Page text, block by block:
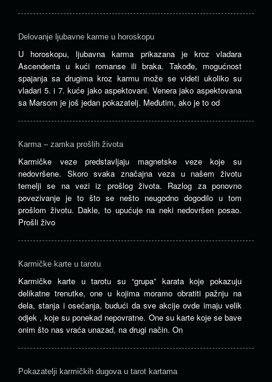
Delovanje ljubavne karme u horoskopu
U horoskopu, ljubavna karma prikazana je kroz vladara
Ascendenta u kući romanse ili braka. Takođe, mogućnost
spajanja sa drugima kroz karmu može se videti ukoliko su
vladari 5. i 7. kuće jako aspektovani. Venera jako aspektovana
sa Marsom je još jedan pokazatelj. Međutim, ako je to od
Karma – zamka prošlih života
Karmičke veze predstavljaju magnetske veze koje su
nedovršene. Skoro svaka značajna veza u našem životu
temelji se na vezi iz prošlog života. Razlog za ponovno
povezivanje je to što se nešto neugodno dogodilo u tom
prošlom životu. Dakle, to upućuje na neki nedovršen posao.
Prošli živo
Karmičke karte u tarotu
Karmičke karte u tarotu su “grupa” karata koje pokazuju
delikatne trenutke, one u kojima moramo obratiti pažnju na
dela, stanja i osećanja, budući da sve akcije ovde imaju velik
odjek , koje su ponekad nepovratne. One su karte koje se bave
onim što nas vraća unazad, na drugi način. On
Pokazatelji karmičkih dugova u tarot kartama